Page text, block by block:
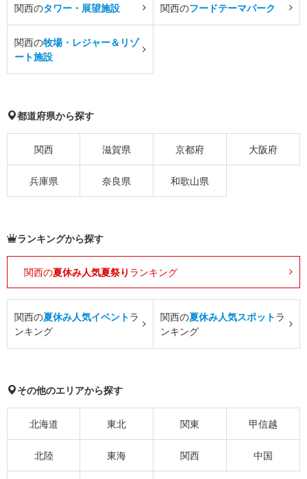
関西のタワー・展望施設 関西のフードテーマパーク
関西の牧場・レジャー＆リゾ
ート施設
都道府県から探す
関西 滋賀県 京都府 大阪府
兵庫県 奈良県 和歌山県
ランキングから探す
関西の夏休み人気夏祭り ランキング
関西の夏休み人気イベントラ
ンキング
関西の夏休み人気スポットラ
ンキング
その他のエリアから探す
北海道 東北 関東 甲信越
北陸 東海 関西 中国